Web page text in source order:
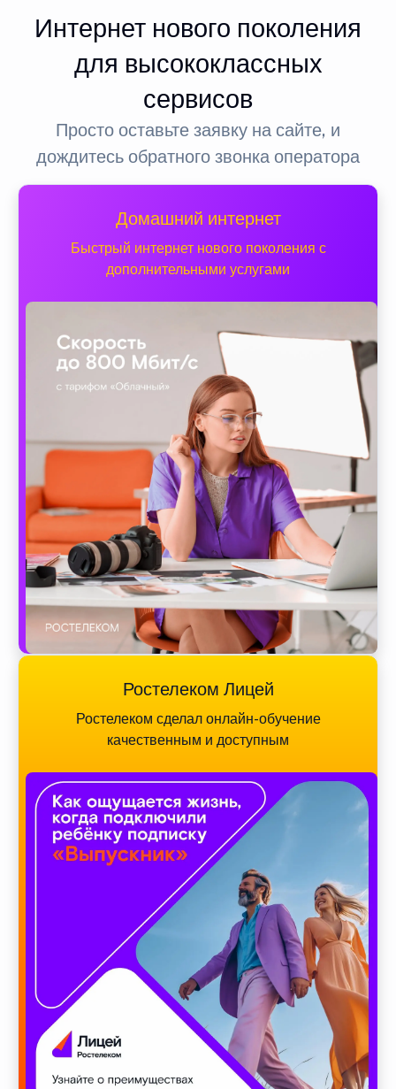
Интернет нового поколения
для высококлассных
сервисов
Просто оставьте заявку на сайте, и
дождитесь обратного звонка оператора
Домашний интернет
Быстрый интернет нового поколения с
дополнительными услугами
Ростелеком Лицей
Ростелеком сделал онлайн-обучение
качественным и доступным